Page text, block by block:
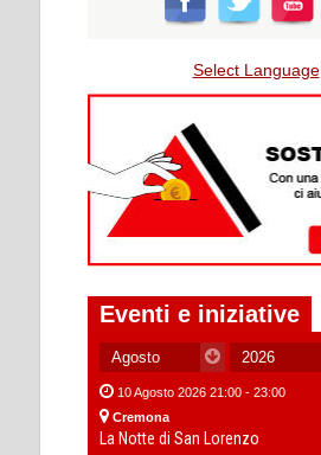
Select Language
Eventi e iniziative
10 Agosto 2026 21:00 - 23:00
Cremona
La Notte di San Lorenzo